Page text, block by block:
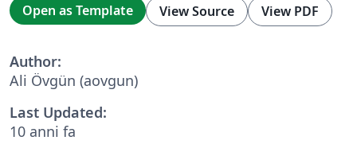
Open as Template View Source View PDF
Author:
Ali Övgün (aovgun)
Last Updated:
10 anni fa